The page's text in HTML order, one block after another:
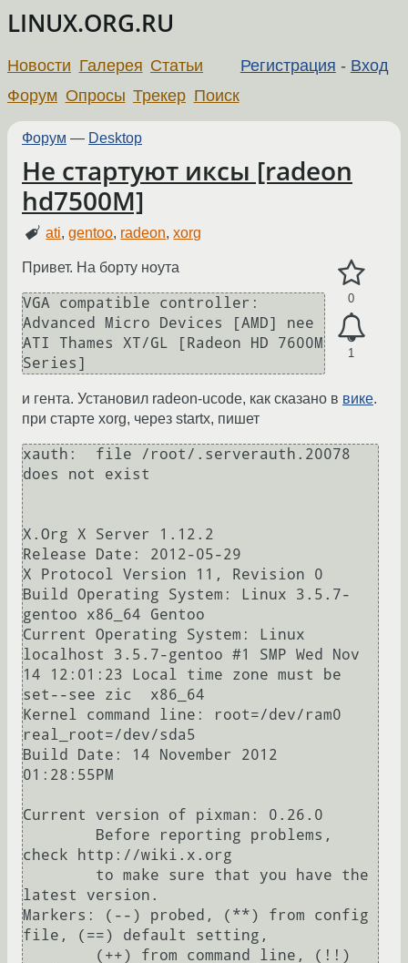
LINUX.ORG.RU
Регистрация - Вход
Новости Галерея Статьи
Форум Опросы Трекер Поиск
Форум — Desktop
Не стартуют иксы [radeon
hd7500M]
ati,gentoo, radeon,xorg
0
1
Привет. На борту ноута
VGA compatible controller:
Advanced Micro Devices [AMD] nee
ATI Thames XT/GL [Radeon HD 7600M
и гента. Установил radeon-ucode, как сказано в вике.
при старте xorg, через startx, пишет
xauth:  file /root/.serverauth.20078
does not exist
X.Org X Server 1.12.2
Release Date: 2012-05-29
X Protocol Version 11, Revision 0
Build Operating System: Linux 3.5.7-
gentoo x86_64 Gentoo
Current Operating System: Linux
localhost 3.5.7-gentoo #1 SMP Wed Nov
14 12:01:23 Local time zone must be
set--see zic  x86_64
Kernel command line: root=/dev/ram0
real_root=/dev/sda5
Build Date: 14 November 2012
01:28:55PM
Current version of pixman: 0.26.0
check http://wiki.x.org
latest version.
Markers: (--) probed, (**) from config
file, (==) default setting,